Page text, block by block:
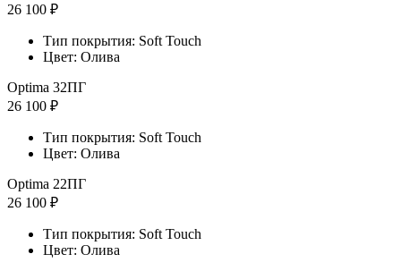
26 100 ₽
Тип покрытия: Soft Touch
Цвет: Олива
Optima 32ПГ
26 100 ₽
Тип покрытия: Soft Touch
Цвет: Олива
Optima 22ПГ
26 100 ₽
Тип покрытия: Soft Touch
Цвет: Олива